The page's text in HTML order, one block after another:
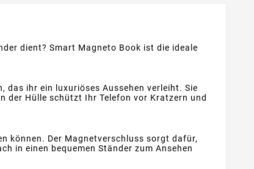
dient? Smart Magneto Book ist die ideale
das ihr ein luxuriöses Aussehen verleiht. Sie
der Hülle schützt Ihr Telefon vor Kratzern und
können. Der Magnetverschluss sorgt dafür,
in einen bequemen Ständer zum Ansehen